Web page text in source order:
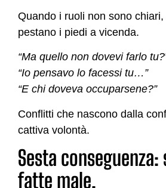
Quando i ruoli non sono
pestano i piedi a vicenda.
“Ma quello non dovevi farlo
“Io pensavo lo facessi tu…”
“E chi doveva occuparsene?”
Conflitti che nascono dalla
cattiva volontà.
Sesta conseguenza:
fatte male.